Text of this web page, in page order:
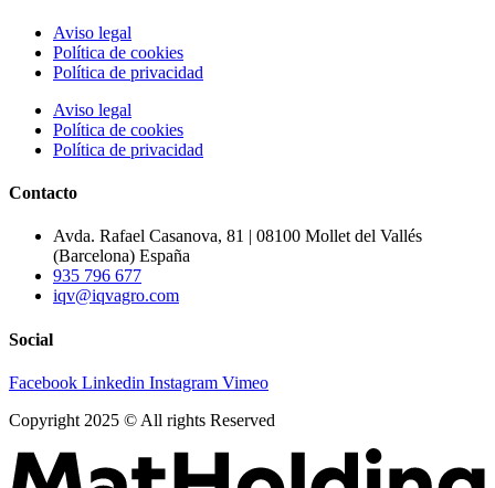
Aviso legal
Política de cookies
Política de privacidad
Aviso legal
Política de cookies
Política de privacidad
Contacto
Avda. Rafael Casanova, 81 | 08100 Mollet del Vallés
(Barcelona) España
935 796 677
iqv@iqvagro.com
Social
Facebook Linkedin Instagram Vimeo
Copyright 2025 © All rights Reserved